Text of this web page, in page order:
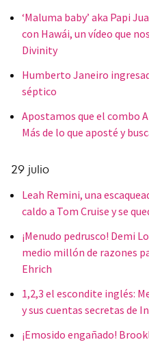
‘Maluma baby’ aka Papi
con Hawái, un vídeo que
Divinity
Humberto Janeiro
séptico
Apostamos que el combo
Más de lo que aposté y
29 julio
Leah Remini, una
caldo a Tom Cruise y se
¡Menudo pedrusco! Demi
medio millón de razones
Ehrich
1,2,3 el escondite inglés:
y sus cuentas secretas de
¡Emosido engañado!